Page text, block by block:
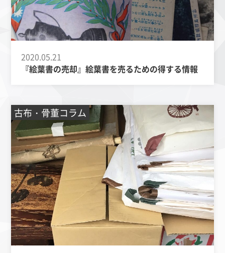
2020.05.21
『絵葉書の売却』絵葉書を売るための得する情報
古布・骨董コラム